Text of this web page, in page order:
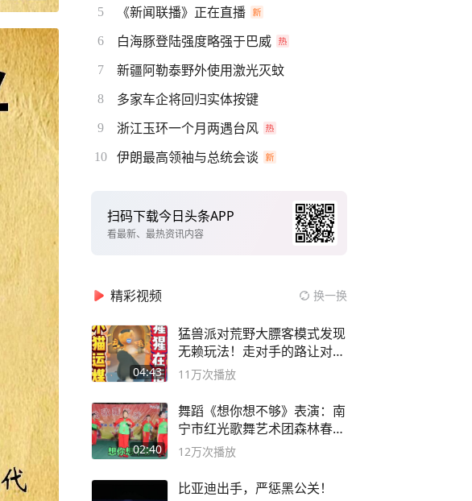
5 《新闻联播》正在直播
6 白海豚登陆强度略强于巴威
7 新疆阿勒泰野外使用激光灭蚊
8 多家车企将回归实体按键
9 浙江玉环一个月两遇台风
10 伊朗最高领袖与总统会谈
扫码下载今日头条APP
看最新、最热资讯内容
精彩视频 换一换
04:43
猛兽派对荒野大膘客模式发现
无赖玩法！走对手的路让对手
无路可走
11万次播放
02:40
舞蹈《想你想不够》表演：南
宁市红光歌舞艺术团森林春红
舞蹈队。
12万次播放
比亚迪出手，严惩黑公关！